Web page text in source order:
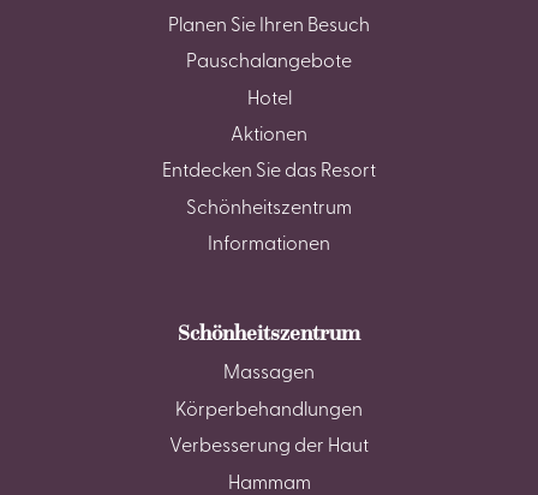
Planen Sie Ihren Besuch
Pauschalangebote
Hotel
Aktionen
Entdecken Sie das Resort
Schönheitszentrum
Informationen
Schönheitszentrum
Massagen
Körperbehandlungen
Verbesserung der Haut
Hammam